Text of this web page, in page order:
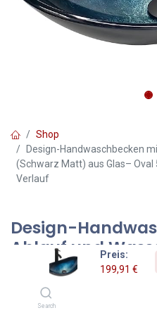
Preis:
199,91 €
Search
Shop
Design-Handwaschbecken
(Schwarz Matt) aus Glas– Oval
Verlauf
Design-
Ablauf und
Matt) aus Glas–
Blau-Schwarz
Dieses ovale